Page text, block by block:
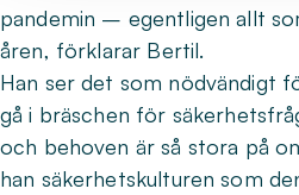
pandemin – egentligen allt
åren, förklarar Bertil.
Han ser det som nödvändigt
gå i bräschen för
och behoven är så stora på
han säkerhetskulturen som